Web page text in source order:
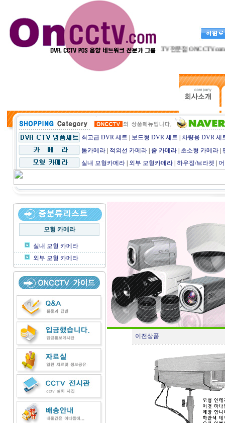
CCTV전문점 ONCCTV.com에
최고급 DVR 세트 보드형 DVR 세트
차량용 DVR 세
돔카메라
적외선 카메라 줌 카메라 초소형 카메라
실내 모형카메라
외부 모형카메라 하우징/브라켓
모형 카메라
실내 모형 카메라
외부 모형 카메라
이전상품